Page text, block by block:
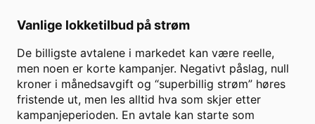
Vanlige lokketilbud på strøm
De billigste avtalene i markedet kan være reelle,
men noen er korte kampanjer. Negativt påslag, null
kroner i månedsavgift og “superbillig strøm” høres
fristende ut, men les alltid hva som skjer etter
kampanjeperioden. En avtale kan starte som